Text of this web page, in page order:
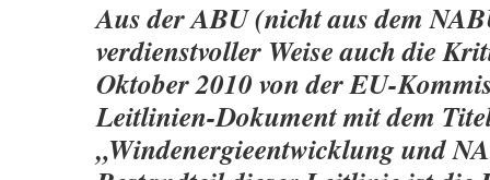
Aus der ABU (nicht aus dem
verdienstvoller Weise auch die
Oktober 2010 von der EU-
Leitlinien-Dokument mit dem
„Windenergieentwicklung und